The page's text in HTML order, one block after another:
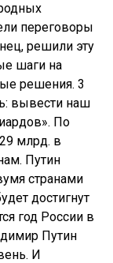
переговоры
решили эту
шаги на
решения. 3
вывести наш
По
млрд. в
Путин
странами
достигнут
год России в
Путин
И